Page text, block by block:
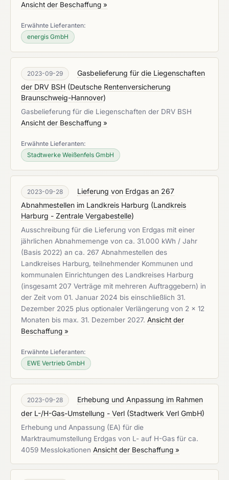
Ansicht der Beschaffung »
Erwähnte Lieferanten:
energis GmbH
2023-09-29
Gasbelieferung für die Liegenschaften
der DRV BSH (Deutsche Rentenversicherung
Braunschweig-Hannover)
Gasbelieferung für die Liegenschaften der DRV BSH
Ansicht der Beschaffung »
Erwähnte Lieferanten:
Stadtwerke Weißenfels GmbH
2023-09-28
Lieferung von Erdgas an 267
Abnahmestellen im Landkreis Harburg (Landkreis
Harburg - Zentrale Vergabestelle)
Ausschreibung für die Lieferung von Erdgas mit einer
jährlichen Abnahmemenge von ca. 31.000 kWh / Jahr
(Basis 2022) an ca. 267 Abnahmestellen des
Landkreises Harburg, teilnehmender Kommunen und
kommunalen Einrichtungen des Landkreises Harburg
(insgesamt 207 Verträge mit mehreren Auftraggebern) in
der Zeit vom 01. Januar 2024 bis einschließlich 31.
Dezember 2025 plus optionaler Verlängerung von 2 x 12
Monaten bis max. 31. Dezember 2027. Ansicht der
Beschaffung »
Erwähnte Lieferanten:
EWE Vertrieb GmbH
2023-09-28
Erhebung und Anpassung im Rahmen
der L-/H-Gas-Umstellung - Verl (Stadtwerk Verl GmbH)
Erhebung und Anpassung (EA) für die
Marktraumumstellung Erdgas von L- auf H-Gas für ca.
4059 Messlokationen Ansicht der Beschaffung »